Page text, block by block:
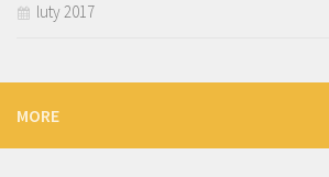
luty 2017
MORE